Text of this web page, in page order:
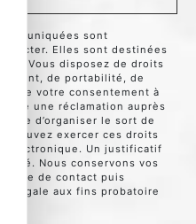
sont
Elles sont destinées
Vous disposez de droits
de portabilité, de
de votre consentement à
une réclamation auprès
que d’organiser le sort de
pouvez exercer ces droits
électronique. Un justificatif
Nous conservons vos
prise de contact puis
légale aux fins probatoire